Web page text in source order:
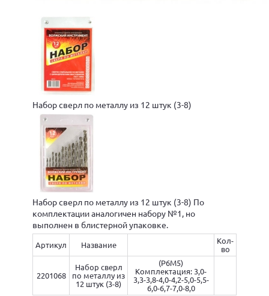
Набор сверл по металлу из 12 штук (3-8)
Набор сверл по металлу из 12 штук (3-8) По
комплектации аналогичен набору №1, но
выполнен в блистерной упаковке.
Артикул Название
Кол-
во
2201068
Набор сверл
по металлу из
12 штук (3-8)
(Р6М5)
Комплектация: 3,0-
3,3-3,8-4,0-4,2-5,0-5,5-
6,0-6,7-7,0-8,0